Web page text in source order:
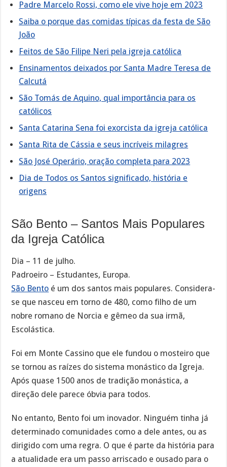
Padre Marcelo Rossi, como ele vive hoje em 2023
Saiba o porque das comidas típicas da festa de São
João
Feitos de São Filipe Neri pela igreja católica
Ensinamentos deixados por Santa Madre Teresa de
Calcutá
São Tomás de Aquino, qual importância para os
católicos
Santa Catarina Sena foi exorcista da igreja católica
Santa Rita de Cássia e seus incríveis milagres
São José Operário, oração completa para 2023
Dia de Todos os Santos significado, história e
origens
São Bento – Santos Mais Populares
da Igreja Católica
Dia – 11 de julho.
Padroeiro – Estudantes, Europa.
São Bento é um dos santos mais populares. Considera-
se que nasceu em torno de 480, como filho de um
nobre romano de Norcia e gêmeo da sua irmã,
Escolástica.
Foi em Monte Cassino que ele fundou o mosteiro que
se tornou as raízes do sistema monástico da Igreja.
Após quase 1500 anos de tradição monástica, a
direção dele parece óbvia para todos.
No entanto, Bento foi um inovador. Ninguém tinha já
determinado comunidades como a dele antes, ou as
dirigido com uma regra. O que é parte da história para
a atualidade era um passo arriscado e ousado para o